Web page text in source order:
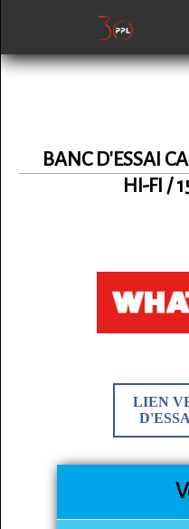
BANC D'ESSAI
HI-FI /
LIEN